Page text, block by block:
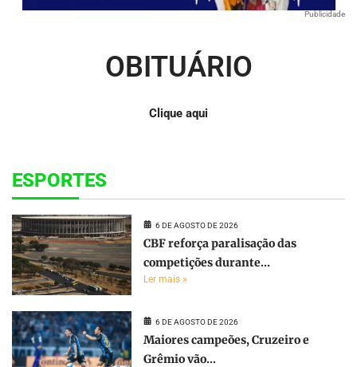
Publicidade
OBITUÁRIO
Clique aqui
ESPORTES
6 DE AGOSTO DE 2026
CBF reforça paralisação das
competições durante...
Ler mais »
6 DE AGOSTO DE 2026
Maiores campeões, Cruzeiro e
Grêmio vão...